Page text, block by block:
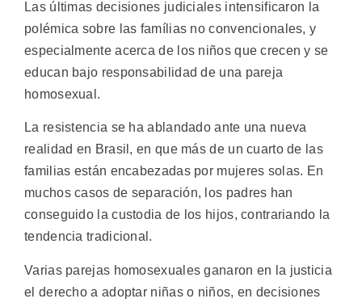
Las últimas decisiones judiciales intensificaron la
polémica sobre las famílias no convencionales, y
especialmente acerca de los niños que crecen y se
educan bajo responsabilidad de una pareja
homosexual.
La resistencia se ha ablandado ante una nueva
realidad en Brasil, en que más de un cuarto de las
familias están encabezadas por mujeres solas. En
muchos casos de separación, los padres han
conseguido la custodia de los hijos, contrariando la
tendencia tradicional.
Varias parejas homosexuales ganaron en la justicia
el derecho a adoptar niñas o niños, en decisiones